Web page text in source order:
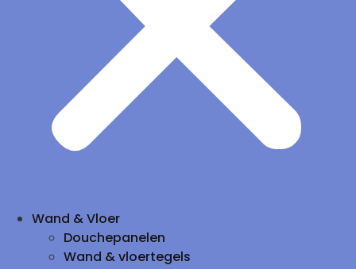
Wand & Vloer
Douchepanelen
Wand & vloertegels